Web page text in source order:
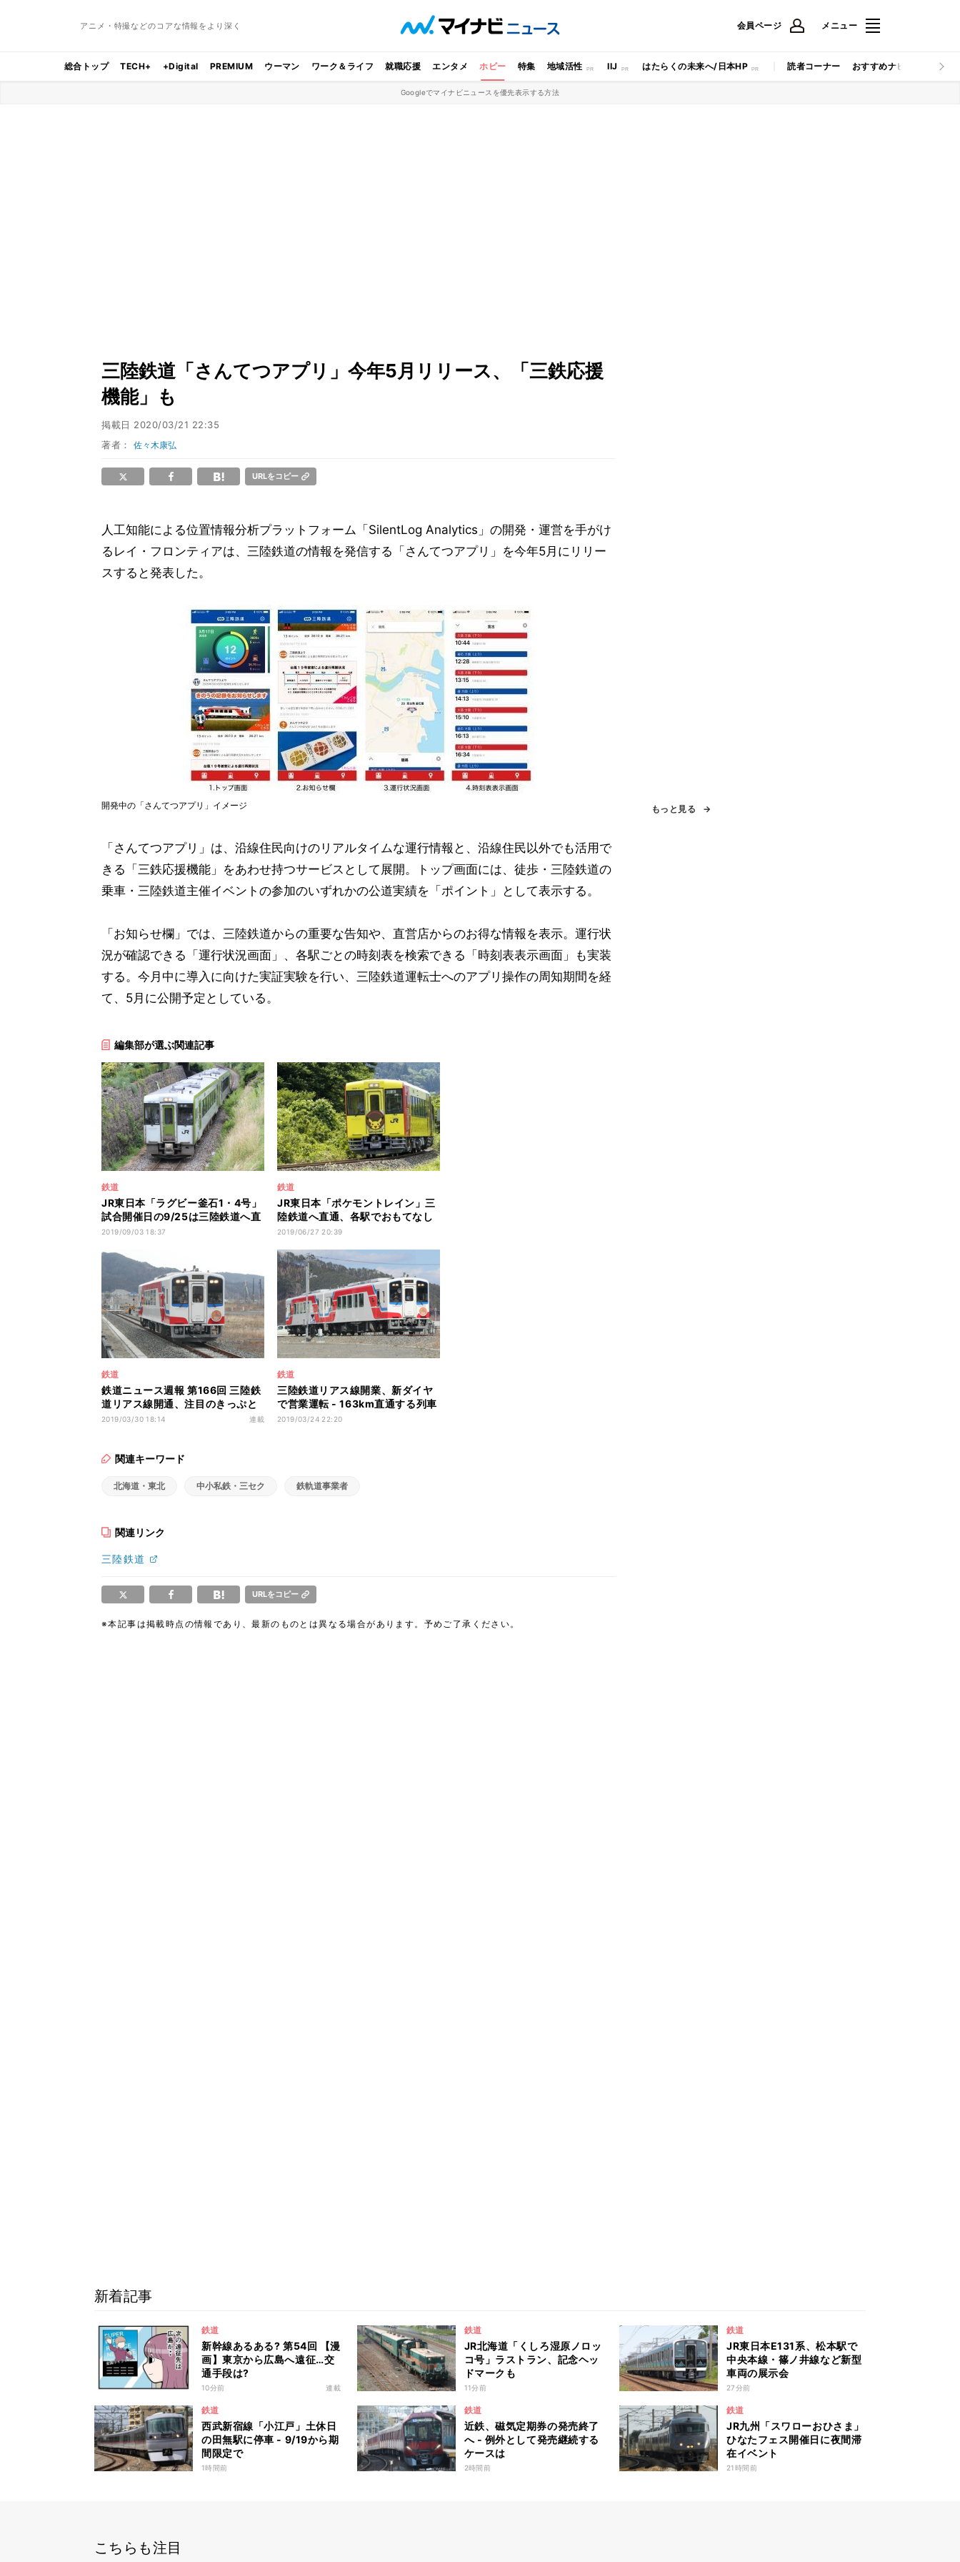
アニメ・特撮などのコアな情報をより深く 会員ページ メニュー
総合トップ TECH+ +Digital PREMIUM ウーマン ワーク＆ライフ 就職応援 エンタメ ホビー 特集 地域活性 IIJ はたらくの未来へ/日本HP 読者コーナー おすすめナビ マイナビ
Googleでマイナビニュースを優先表示する方法
三陸鉄道「さんてつアプリ」今年5月リリース、「三鉄応援
機能」も
掲載日 2020/03/21 22:35
著者：佐々木康弘
URLをコピー
人工知能による位置情報分析プラットフォーム「SilentLog Analytics」の開発・運営を手がけ
るレイ・フロンティアは、三陸鉄道の情報を発信する「さんてつアプリ」を今年5月にリリー
スすると発表した。
開発中の「さんてつアプリ」イメージ
「さんてつアプリ」は、沿線住民向けのリアルタイムな運行情報と、沿線住民以外でも活用で
きる「三鉄応援機能」をあわせ持つサービスとして展開。トップ画面には、徒歩・三陸鉄道の
乗車・三陸鉄道主催イベントの参加のいずれかの公道実績を「ポイント」として表示する。
「お知らせ欄」では、三陸鉄道からの重要な告知や、直営店からのお得な情報を表示。運行状
況が確認できる「運行状況画面」、各駅ごとの時刻表を検索できる「時刻表表示画面」も実装
する。今月中に導入に向けた実証実験を行い、三陸鉄道運転士へのアプリ操作の周知期間を経
て、5月に公開予定としている。
編集部が選ぶ関連記事
鉄道
JR東日本「ラグビー釜石1・4号」
試合開催日の9/25は三陸鉄道へ直
通
2019/09/03 18:37
鉄道
JR東日本「ポケモントレイン」三
陸鉄道へ直通、各駅でおもてなし
も
2019/06/27 20:39
鉄道
鉄道ニュース週報 第166回 三陸鉄
道リアス線開通、注目のきっぷと
列車は?
2019/03/30 18:14 連載
鉄道
三陸鉄道リアス線開業、新ダイヤ
で営業運転 - 163km直通する列車
も
2019/03/24 22:20
関連キーワード
北海道・東北 中小私鉄・三セク 鉄軌道事業者
関連リンク
三陸鉄道
URLをコピー
※本記事は掲載時点の情報であり、最新のものとは異なる場合があります。予めご了承ください。
もっと見る
新着記事
鉄道
新幹線あるある? 第54回 【漫
画】東京から広島へ遠征…交
通手段は?
10分前 連載
鉄道
JR北海道「くしろ湿原ノロッ
コ号」ラストラン、記念ヘッ
ドマークも
11分前
鉄道
JR東日本E131系、松本駅で
中央本線・篠ノ井線など新型
車両の展示会
27分前
鉄道
西武新宿線「小江戸」土休日
の田無駅に停車 - 9/19から期
間限定で
1時間前
鉄道
近鉄、磁気定期券の発売終了
へ - 例外として発売継続する
ケースは
2時間前
鉄道
JR九州「スワローおひさま」
ひなたフェス開催日に夜間滞
在イベント
21時間前
こちらも注目